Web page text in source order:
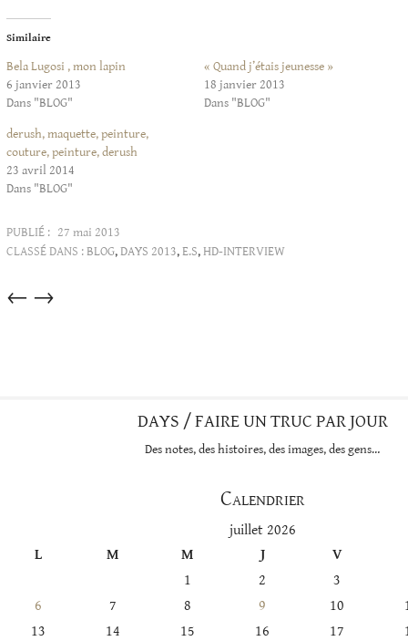
Similaire
Bela Lugosi , mon lapin
6 janvier 2013
Dans "BLOG"
« Quand j’étais jeunesse »
18 janvier 2013
Dans "BLOG"
derush, maquette, peinture,
couture, peinture, derush
23 avril 2014
Dans "BLOG"
PUBLIÉ : 27 mai 2013
CLASSÉ DANS :BLOG,DAYS 2013,E.S,HD-INTERVIEW
Articles
→
←
DAYS / FAIRE UN TRUC PAR JOUR
Des notes, des histoires, des images, des gens…
Calendrier
juillet 2026
L
M M J
V
1
2
3
6
7 8 9 10
13
14 15 16 17